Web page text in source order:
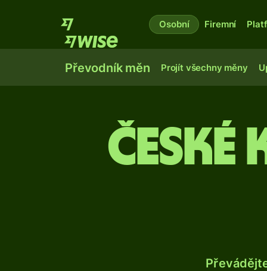
Osobní Firemní
Převodník měn Projít všechny měny